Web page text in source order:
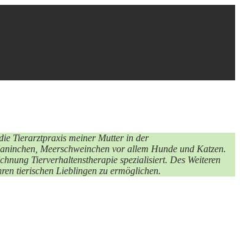
Tierarztpraxis meiner Mutter in der
Meerschweinchen vor allem Hunde und Katzen.
Tierverhaltenstherapie spezialisiert. Des Weiteren
tierischen Lieblingen zu ermöglichen.